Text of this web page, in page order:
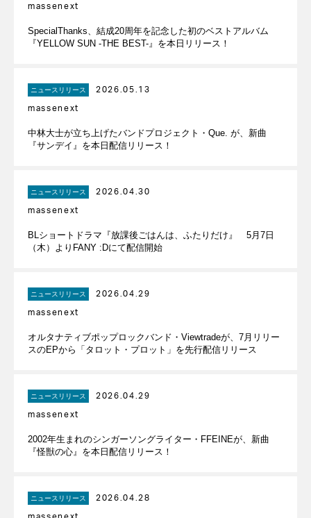
massenext
SpecialThanks、結成20周年を記念した初のベストアルバム
『YELLOW SUN -THE BEST-』を本日リリース！
ニュースリリース
2026.05.13
massenext
中林大士が立ち上げたバンドプロジェクト・Que. が、新曲
『サンデイ』を本日配信リリース！
ニュースリリース
2026.04.30
massenext
BLショートドラマ『放課後ごはんは、ふたりだけ』 5月7日
（木）よりFANY :Dにて配信開始
ニュースリリース
2026.04.29
massenext
オルタナティブポップロックバンド・Viewtradeが、7月リリー
スのEPから「タロット・プロット」を先行配信リリース
ニュースリリース
2026.04.29
massenext
2002年生まれのシンガーソングライター・FFEINEが、新曲
『怪獣の心』を本日配信リリース！
ニュースリリース
2026.04.28